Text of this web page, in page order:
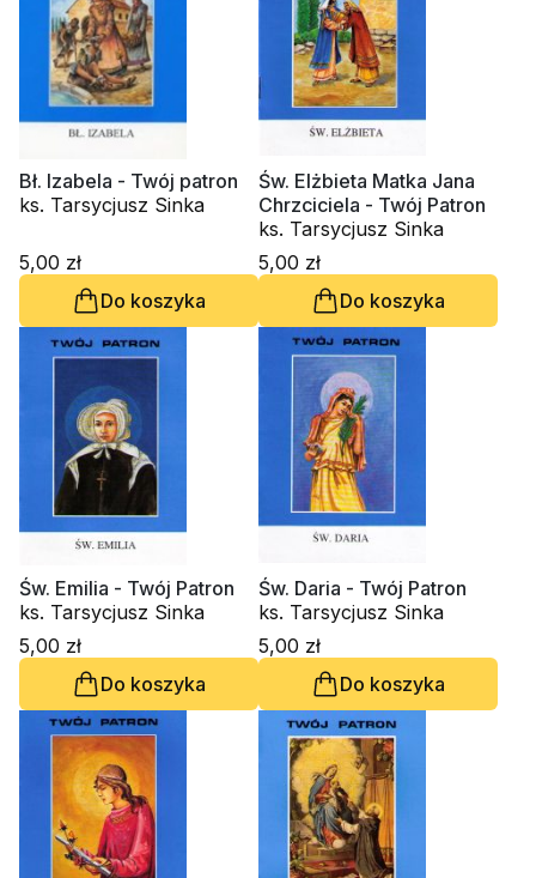
Bł. Izabela - Twój patron
ks. Tarsycjusz Sinka
5,00 zł
Do koszyka
Św. Elżbieta Matka Jana
Chrzciciela - Twój Patron
ks. Tarsycjusz Sinka
5,00 zł
Do koszyka
Św. Emilia - Twój Patron
ks. Tarsycjusz Sinka
5,00 zł
Do koszyka
Św. Daria - Twój Patron
ks. Tarsycjusz Sinka
5,00 zł
Do koszyka